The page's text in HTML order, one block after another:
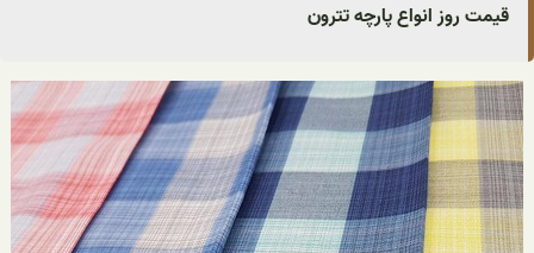
قیمت روز انواع پارچه تترون